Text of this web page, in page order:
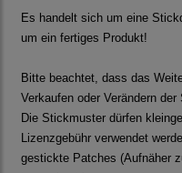
Es handelt sich um eine
um ein fertiges Produkt!
Bitte beachtet, dass das
Verkaufen oder Verändern
Die Stickmuster dürfen
Lizenzgebühr verwendet
gestickte Patches (Aufnäher